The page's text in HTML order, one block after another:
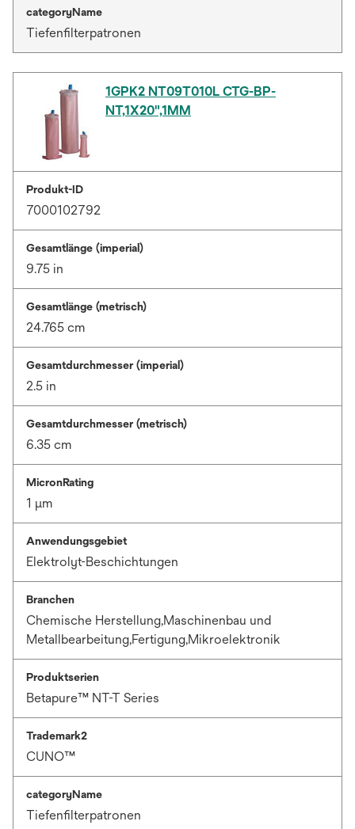
categoryName
Tiefenfilterpatronen
1GPK2 NT09T010L CTG-BP-
NT,1X20",1ΜM
Produkt-ID
7000102792
Gesamtlänge (imperial)
9.75 in
Gesamtlänge (metrisch)
24.765 cm
Gesamtdurchmesser (imperial)
2.5 in
Gesamtdurchmesser (metrisch)
6.35 cm
MicronRating
1 μm
Anwendungsgebiet
Elektrolyt-Beschichtungen
Branchen
Chemische Herstellung,Maschinenbau und
Metallbearbeitung,Fertigung,Mikroelektronik
Produktserien
Betapure™ NT-T Series
Trademark2
CUNO™
categoryName
Tiefenfilterpatronen